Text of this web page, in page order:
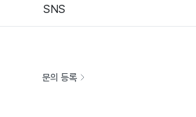
SNS
문의 등록